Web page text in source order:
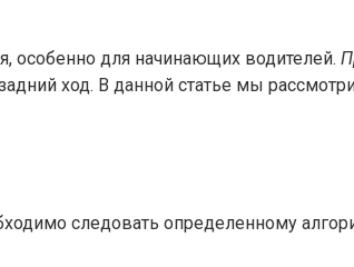
особенно для начинающих водителей.
ход. В данной статье мы
следовать определенному